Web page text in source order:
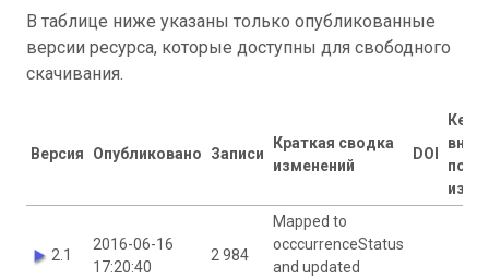
В таблице ниже указаны только опубликованные
версии ресурса, которые доступны для свободного
скачивания.
Версия Опубликовано Записи
Краткая сводка
изменений
DOI
Кем
2.1
2016-06-16
17:20:40
2 984
Mapped to
occcurrenceStatus
and updated